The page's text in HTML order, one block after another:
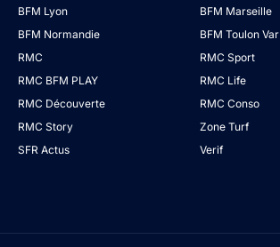
BFM Lyon
BFM Marseille
BFM Normandie
BFM Toulon Var
RMC
RMC Sport
RMC BFM PLAY
RMC Life
RMC Découverte
RMC Conso
RMC Story
Zone Turf
SFR Actus
Verif